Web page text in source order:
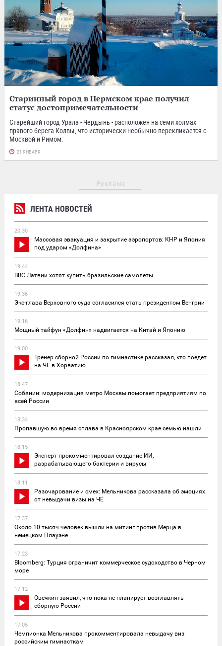
Старинный город в Пермском крае получил
статус достопримечательности
Старейший город Урала - Чердынь - расположен на семи холмах
правого берега Колвы, что исторически необычно перекликается с
Москвой и Римом.
21 ЯНВАРЯ
Реклама
ЛЕНТА НОВОСТЕЙ
20:30
Массовая эвакуация и закрытие аэропортов: КНР и Япония
под ударом «Долфина»
19:44
ВВС Латвии хотят купить бразильские самолеты
19:36
Экс-глава Верховного суда согласился стать президентом Венгрии
19:16
Мощный тайфун «Долфин» надвигается на Китай и Японию
19:00
Тренер сборной России по гимнастике рассказал, кто поедет
на ЧЕ в Хорватию
18:47
Собянин: модернизация метро Москвы помогает предприятиям по
всей России
18:34
Пропавшую во время сплава в Красноярском крае семью нашли
18:15
Эксперт прокомментировал создание ИИ,
разрабатывающего бактерии и вирусы
18:11
Разочарование и смех: Мельникова рассказала об эмоциях
от невыдачи визы на ЧЕ
17:37
Около 10 тысяч человек вышли на митинг против Мерца в
немецком Плауэне
17:23
Bloomberg: Турция ограничит коммерческое судоходство в Черном
море
17:12
Овечкин заявил, что пока не планирует возглавлять
сборную России
17:05
Чемпионка Мельникова прокомментировала невыдачу виз
российским гимнасткам